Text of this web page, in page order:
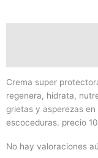
Crema super
regenera, hidrata,
grietas y asperezas
escoceduras. precio
No hay valoraciones